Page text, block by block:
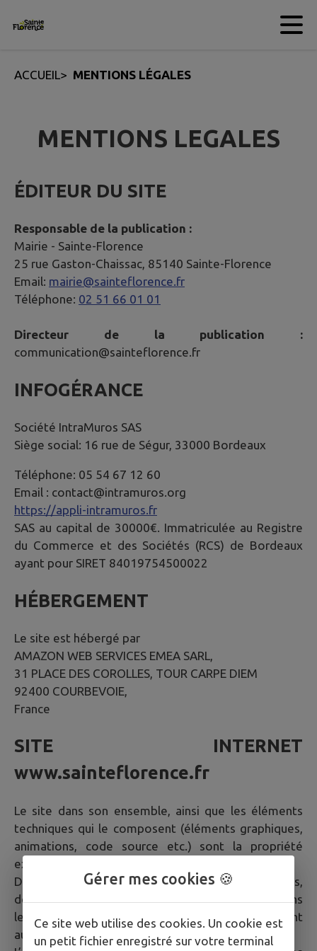
Contenu
ACCUEIL> MENTIONS LÉGALES
MENTIONS LEGALES
ÉDITEUR DU SITE
Responsable de la publication :
Mairie - Sainte-Florence
25 rue Gaston-Chaissac, 85140 Sainte-Florence
Email: mairie@sainteflorence.fr
Téléphone: 02 51 66 01 01
Directeur de la publication :
communication@sainteflorence.fr
INFOGÉRANCE
Société IntraMuros SAS
Siège social: 16 rue de Ségur, 33000 Bordeaux
Téléphone: 05 54 67 12 60
Email : contact@intramuros.org
https://appli-intramuros.fr
SAS au capital de 30000€. Immatriculée au Registre
du Commerce et des Sociétés (RCS) de Bordeaux
ayant pour SIRET 84019754500022
HÉBERGEMENT
Le site est hébergé par
AMAZON WEB SERVICES EMEA SARL,
31 PLACE DES COROLLES, TOUR CARPE DIEM
92400 COURBEVOIE,
France
SITE INTERNET
www.sainteflorence.fr
Le site dans son ensemble, ainsi que les éléments
techniques qui le composent (éléments graphiques,
animations, code source etc.) sont la propriété
exclusive de la société IntraMuros SAS.
De plus, les textes, images, photographies,
documents, ainsi que toutes œuvres intégrées dans
le site sont la propriété de la Mairie ou de tiers ayant
autorisé la Mairie à les utiliser.
Gérer mes cookies 🍪
Ce site web utilise des cookies. Un cookie est
un petit fichier enregistré sur votre terminal